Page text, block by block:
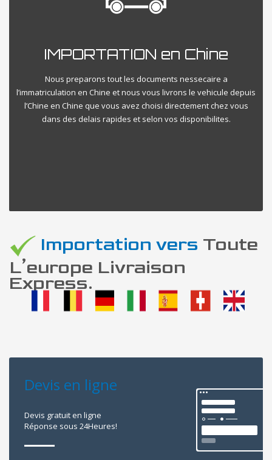
IMPORTATION en Chine
Nous preparons tout les documents nessecaire a
l’immatriculation en Chine et nous vous livrons le vehicule depuis
l’Chine en Chine que vous avez choisi directement chez vous
dans des delais rapides et selon vos disponibilites.
Importation vers Toute
L’europe Livraison
Express.
Devis en ligne
Devis gratuit en ligne
Réponse sous 24Heures!